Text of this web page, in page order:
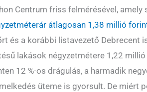
Centrum friss felmérésével, amely
átlagosan 1,38 millió
és a korábbi listavezető Debrecent
lakások négyzetmétere 1,22
12 %-os drágulás, a harmadik
üteme is gyorsult. De miért